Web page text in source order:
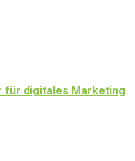
für digitales Marketing